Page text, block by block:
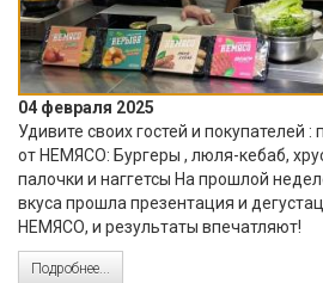
04 февраля 2025
Удивите своих гостей и покупателей
от НЕМЯСО: Бургеры , люля-кебаб,
палочки и наггетсы На прошлой
вкуса прошла презентация и
НЕМЯСО, и результаты впечатляют!
Подробнее...